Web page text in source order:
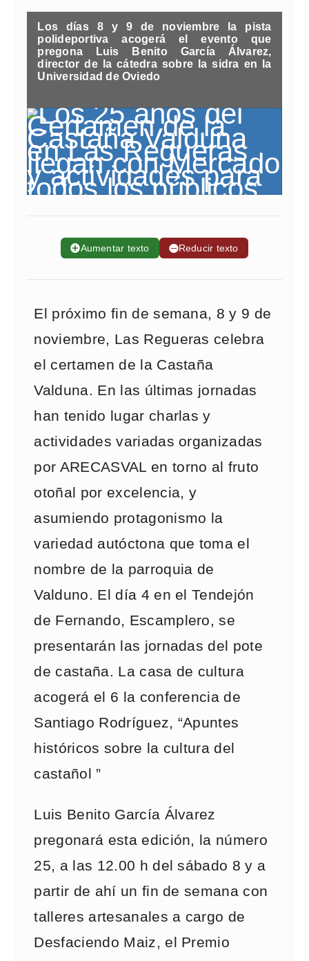
Los días 8 y 9 de noviembre la pista
polideportiva acogerá el evento que
pregona Luis Benito García Álvarez,
director de la cátedra sobre la sidra en la
Universidad de Oviedo
➕Aumentar texto ➖Reducir texto
El próximo fin de semana, 8 y 9 de
noviembre, Las Regueras celebra
el certamen de la Castaña
Valduna. En las últimas jornadas
han tenido lugar charlas y
actividades variadas organizadas
por ARECASVAL en torno al fruto
otoñal por excelencia, y
asumiendo protagonismo la
variedad autóctona que toma el
nombre de la parroquia de
Valduno. El día 4 en el Tendejón
de Fernando, Escamplero, se
presentarán las jornadas del pote
de castaña. La casa de cultura
acogerá el 6 la conferencia de
Santiago Rodríguez, “Apuntes
históricos sobre la cultura del
castañol ”
Luis Benito García Álvarez
pregonará esta edición, la número
25, a las 12.00 h del sábado 8 y a
partir de ahí un fin de semana con
talleres artesanales a cargo de
Desfaciendo Maiz, el Premio